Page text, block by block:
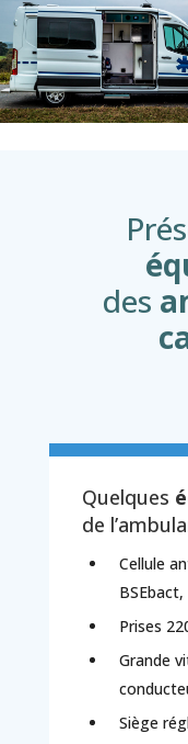
des
Quelques
de
Cellule
Prises
Grande
Siège